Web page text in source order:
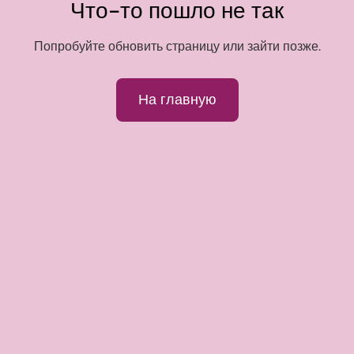
Что-то пошло не так
Попробуйте обновить страницу или зайти позже.
На главную